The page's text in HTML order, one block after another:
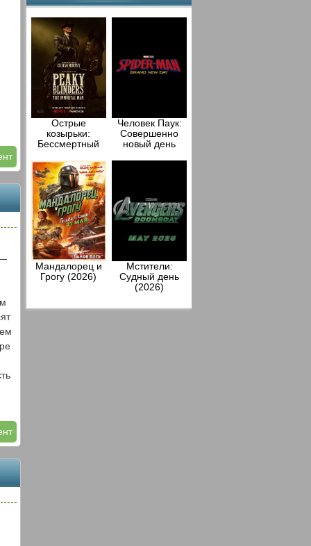
Острые
козырьки:
Бессмертный
Человек Паук:
Совершенно
новый день
Мандалорец и
Грогу (2026)
Мстители:
Судный день
(2026)